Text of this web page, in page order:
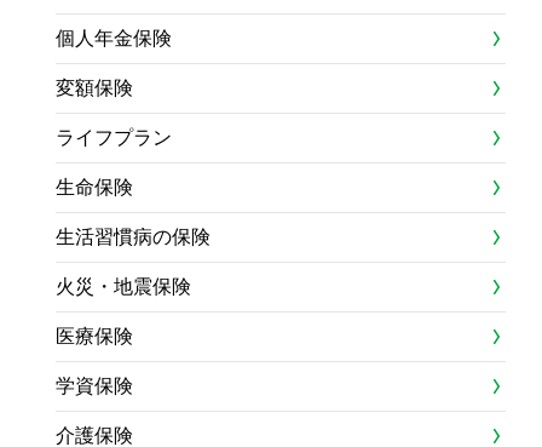
個人年金保険
変額保険
ライフプラン
生命保険
生活習慣病の保険
火災・地震保険
医療保険
学資保険
介護保険